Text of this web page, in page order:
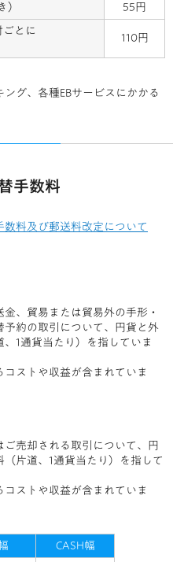
） 55円
ごとに
110円
グ、各種EBサービスにかかる
手数料
数料及び郵送料改定について
、貿易または貿易外の手形・
約の取引について、円貨と外
1通貨当たり）を指していま
ストや収益が含まれていま
売却される取引について、円
片道、1通貨当たり）を指して
ストや収益が含まれていま
CASH幅